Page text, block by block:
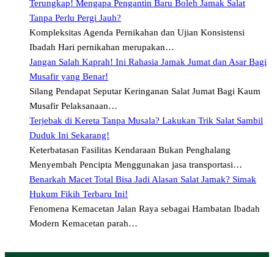
Terungkap! Mengapa Pengantin Baru Boleh Jamak Salat
Tanpa Perlu Pergi Jauh?
Kompleksitas Agenda Pernikahan dan Ujian Konsistensi
Ibadah Hari pernikahan merupakan…
Jangan Salah Kaprah! Ini Rahasia Jamak Jumat dan Asar Bagi
Musafir yang Benar!
Silang Pendapat Seputar Keringanan Salat Jumat Bagi Kaum
Musafir Pelaksanaan…
Terjebak di Kereta Tanpa Musala? Lakukan Trik Salat Sambil
Duduk Ini Sekarang!
Keterbatasan Fasilitas Kendaraan Bukan Penghalang
Menyembah Pencipta Menggunakan jasa transportasi…
Benarkah Macet Total Bisa Jadi Alasan Salat Jamak? Simak
Hukum Fikih Terbaru Ini!
Fenomena Kemacetan Jalan Raya sebagai Hambatan Ibadah
Modern Kemacetan parah…